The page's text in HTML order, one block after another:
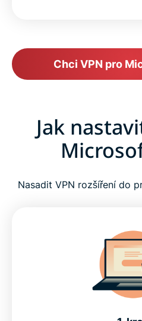
Chci VPN pro
Jak
Nasadit VPN rozšíření do